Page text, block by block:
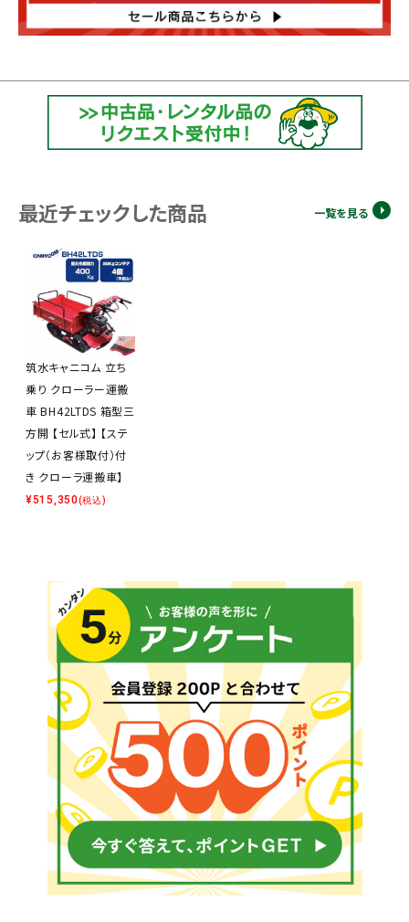
最近チェックした商品 一覧を見る
筑水キャニコム 立ち
乗り クローラー運搬
車 BH42LTDS 箱型三
方開 【セル式】 【ステ
ップ（お客様取付）付
き クローラ運搬車】
¥515,350(税込)